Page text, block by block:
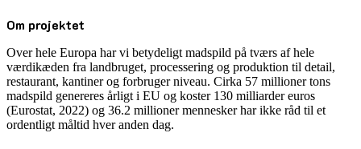
Om projektet
Over hele Europa har vi betydeligt madspild på tværs af hele
værdikæden fra landbruget, processering og produktion til detail,
restaurant, kantiner og forbruger niveau. Cirka 57 millioner tons
madspild genereres årligt i EU og koster 130 milliarder euros
(Eurostat, 2022) og 36.2 millioner mennesker har ikke råd til et
ordentligt måltid hver anden dag.